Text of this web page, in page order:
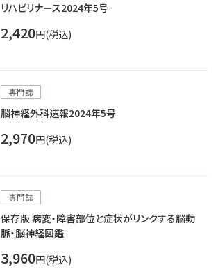
リハビリナース2024年5号
2,420円(税込)
専門誌
脳神経外科速報2024年5号
2,970円(税込)
専門誌
保存版 病変・障害部位と症状がリンクする脳動
脈・脳神経図鑑
3,960円(税込)